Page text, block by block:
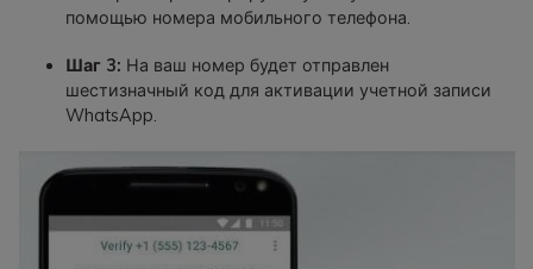
помощью номера мобильного телефона.
Шаг 3: На ваш номер будет отправлен
шестизначный код для активации учетной записи
WhatsApp.